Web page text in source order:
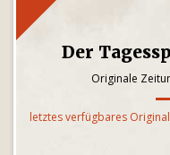
Der
Originale
letztes verfügbares